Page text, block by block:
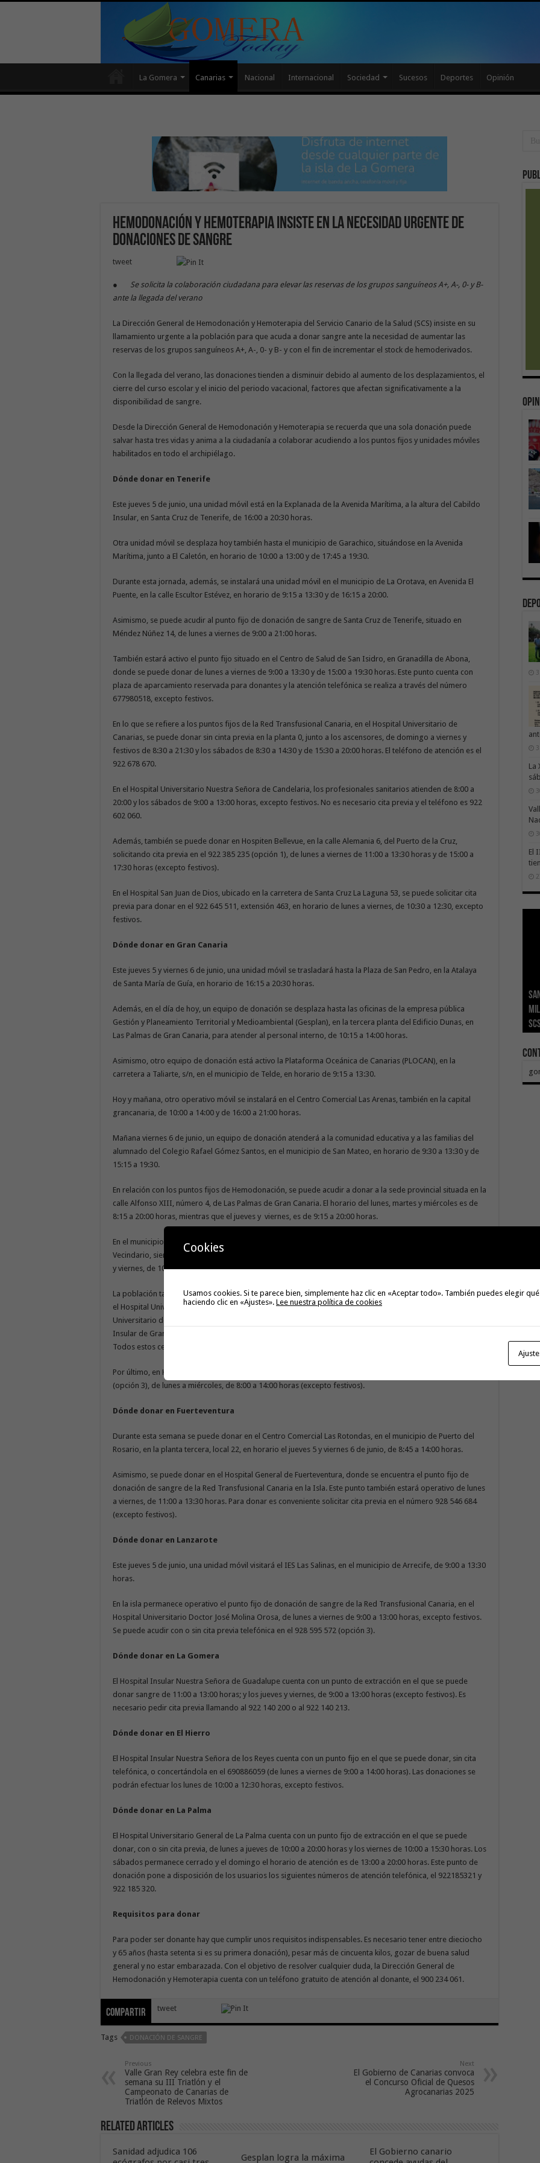
La Gomera Canarias Nacional Internacional Sociedad Sucesos Deportes Opinión
Hemodonación y Hemoterapia insiste en la necesidad urgente de
donaciones de sangre
tweet
●
Se solicita la colaboración ciudadana para elevar las reservas de los grupos sanguíneos A+, A-, 0- y B-
ante la llegada del verano
La Dirección General de Hemodonación y Hemoterapia del Servicio Canario de la Salud (SCS) insiste en su
llamamiento urgente a la población para que acuda a donar sangre ante la necesidad de aumentar las
reservas de los grupos sanguíneos A+, A-, 0- y B- y con el fin de incrementar el stock de hemoderivados.
Con la llegada del verano, las donaciones tienden a disminuir debido al aumento de los desplazamientos, el
cierre del curso escolar y el inicio del periodo vacacional, factores que afectan significativamente a la
disponibilidad de sangre.
Desde la Dirección General de Hemodonación y Hemoterapia se recuerda que una sola donación puede
salvar hasta tres vidas y anima a la ciudadanía a colaborar acudiendo a los puntos fijos y unidades móviles
habilitados en todo el archipiélago.
Dónde donar en Tenerife
Este jueves 5 de junio, una unidad móvil está en la Explanada de la Avenida Marítima, a la altura del Cabildo
Insular, en Santa Cruz de Tenerife, de 16:00 a 20:30 horas.
Otra unidad móvil se desplaza hoy también hasta el municipio de Garachico, situándose en la Avenida
Marítima, junto a El Caletón, en horario de 10:00 a 13:00 y de 17:45 a 19:30.
Durante esta jornada, además, se instalará una unidad móvil en el municipio de La Orotava, en Avenida El
Puente, en la calle Escultor Estévez, en horario de 9:15 a 13:30 y de 16:15 a 20:00.
Asimismo, se puede acudir al punto fijo de donación de sangre de Santa Cruz de Tenerife, situado en
Méndez Núñez 14, de lunes a viernes de 9:00 a 21:00 horas.
También estará activo el punto fijo situado en el Centro de Salud de San Isidro, en Granadilla de Abona,
donde se puede donar de lunes a viernes de 9:00 a 13:30 y de 15:00 a 19:30 horas. Este punto cuenta con
plaza de aparcamiento reservada para donantes y la atención telefónica se realiza a través del número
677980518, excepto festivos.
En lo que se refiere a los puntos fijos de la Red Transfusional Canaria, en el Hospital Universitario de
Canarias, se puede donar sin cinta previa en la planta 0, junto a los ascensores, de domingo a viernes y
festivos de 8:30 a 21:30 y los sábados de 8:30 a 14:30 y de 15:30 a 20:00 horas. El teléfono de atención es el
922 678 670.
En el Hospital Universitario Nuestra Señora de Candelaria, los profesionales sanitarios atienden de 8:00 a
20:00 y los sábados de 9:00 a 13:00 horas, excepto festivos. No es necesario cita previa y el teléfono es 922
602 060.
Además, también se puede donar en Hospiten Bellevue, en la calle Alemania 6, del Puerto de la Cruz,
solicitando cita previa en el 922 385 235 (opción 1), de lunes a viernes de 11:00 a 13:30 horas y de 15:00 a
17:30 horas (excepto festivos).
En el Hospital San Juan de Dios, ubicado en la carretera de Santa Cruz La Laguna 53, se puede solicitar cita
previa para donar en el 922 645 511, extensión 463, en horario de lunes a viernes, de 10:30 a 12:30, excepto
festivos.
Dónde donar en Gran Canaria
Este jueves 5 y viernes 6 de junio, una unidad móvil se trasladará hasta la Plaza de San Pedro, en la Atalaya
de Santa María de Guía, en horario de 16:15 a 20:30 horas.
Además, en el día de hoy, un equipo de donación se desplaza hasta las oficinas de la empresa pública
Gestión y Planeamiento Territorial y Medioambiental (Gesplan), en la tercera planta del Edificio Dunas, en
Las Palmas de Gran Canaria, para atender al personal interno, de 10:15 a 14:00 horas.
Asimismo, otro equipo de donación está activo la Plataforma Oceánica de Canarias (PLOCAN), en la
carretera a Taliarte, s/n, en el municipio de Telde, en horario de 9:15 a 13:30.
Hoy y mañana, otro operativo móvil se instalará en el Centro Comercial Las Arenas, también en la capital
grancanaria, de 10:00 a 14:00 y de 16:00 a 21:00 horas.
Mañana viernes 6 de junio, un equipo de donación atenderá a la comunidad educativa y a las familias del
alumnado del Colegio Rafael Gómez Santos, en el municipio de San Mateo, en horario de 9:30 a 13:30 y de
15:15 a 19:30.
En relación con los puntos fijos de Hemodonación, se puede acudir a donar a la sede provincial situada en la
calle Alfonso XIII, número 4, de Las Palmas de Gran Canaria. El horario del lunes, martes y miércoles es de
8:15 a 20:00 horas, mientras que el jueves y viernes, es de 9:15 a 20:00 horas.
En el municipio de Santa Lucía de Tirajana, el punto fijo está localizado en el anexo al Centro de Salud de
Vecindario, siendo el horario de lunes, martes y miércoles de 10:15 a 13:15 y de 16:15 a 20:15 horas; y jueves
y viernes, de 10:15 a 13:15 horas (excepto festivos).
La población también se puede dirigir a otros puntos de la Red Transfusional Canaria (sin cita previa) como
el Hospital Universitario Materno-Infantil de Canarias, de lunes a viernes, de 10:30 a 13:30; el Hospital
Universitario de Gran Canaria Dr. Negrín, de lunes a viernes, de 8:30 a 19:30; y el Hospital Universitario
Insular de Gran Canaria, donde se puede donar de lunes a viernes de 10:00 a 19:30 horas, salvo festivos.
Todos estos centros hospitalarios cuentan con un vado para donantes.
Por último, en Hospital Roca San Agustín, se puede donar sin cita previa telefónica, llamando al 928 730 362
(opción 3), de lunes a miércoles, de 8:00 a 14:00 horas (excepto festivos).
Dónde donar en Fuerteventura
Durante esta semana se puede donar en el Centro Comercial Las Rotondas, en el municipio de Puerto del
Rosario, en la planta tercera, local 22, en horario el jueves 5 y viernes 6 de junio, de 8:45 a 14:00 horas.
Asimismo, se puede donar en el Hospital General de Fuerteventura, donde se encuentra el punto fijo de
donación de sangre de la Red Transfusional Canaria en la Isla. Este punto también estará operativo de lunes
a viernes, de 11:00 a 13:30 horas. Para donar es conveniente solicitar cita previa en el número 928 546 684
(excepto festivos).
Dónde donar en Lanzarote
Este jueves 5 de junio, una unidad móvil visitará el IES Las Salinas, en el municipio de Arrecife, de 9:00 a 13:30
horas.
En la isla permanece operativo el punto fijo de donación de sangre de la Red Transfusional Canaria, en el
Hospital Universitario Doctor José Molina Orosa, de lunes a viernes de 9:00 a 13:00 horas, excepto festivos.
Se puede acudir con o sin cita previa telefónica en el 928 595 572 (opción 3).
Dónde donar en La Gomera
El Hospital Insular Nuestra Señora de Guadalupe cuenta con un punto de extracción en el que se puede
donar sangre de 11:00 a 13:00 horas; y los jueves y viernes, de 9:00 a 13:00 horas (excepto festivos). Es
necesario pedir cita previa llamando al 922 140 200 o al 922 140 213.
Dónde donar en El Hierro
El Hospital Insular Nuestra Señora de los Reyes cuenta con un punto fijo en el que se puede donar, sin cita
telefónica, o concertándola en el 690886059 (de lunes a viernes de 9:00 a 14:00 horas). Las donaciones se
podrán efectuar los lunes de 10:00 a 12:30 horas, excepto festivos.
Dónde donar en La Palma
El Hospital Universitario General de La Palma cuenta con un punto fijo de extracción en el que se puede
donar, con o sin cita previa, de lunes a jueves de 10:00 a 20:00 horas y los viernes de 10:00 a 15:30 horas. Los
sábados permanece cerrado y el domingo el horario de atención es de 13:00 a 20:00 horas. Este punto de
donación pone a disposición de los usuarios los siguientes números de atención telefónica, el 922185321 y
922 185 320.
Requisitos para donar
Para poder ser donante hay que cumplir unos requisitos indispensables. Es necesario tener entre dieciocho
y 65 años (hasta setenta si es su primera donación), pesar más de cincuenta kilos, gozar de buena salud
general y no estar embarazada. Con el objetivo de resolver cualquier duda, la Dirección General de
Hemodonación y Hemoterapia cuenta con un teléfono gratuito de atención al donante, el 900 234 061.
Compartir tweet
Tags DONACIÓN DE SANGRE
Previous
Valle Gran Rey celebra este fin de
semana su III Triatlón y el
Campeonato de Canarias de
Triatlón de Relevos Mixtos
Next
El Gobierno de Canarias convoca
el Concurso Oficial de Quesos
Agrocanarias 2025
Related Articles
Sanidad adjudica 106
Gesplan logra la máxima
El Gobierno canario
La
El
SCS
El
Cookies
Usamos cookies. Si te parece bien, simplemente haz clic en «Aceptar todo». También puedes elegir
haciendo clic en «Ajustes». Lee nuestra política de cookies